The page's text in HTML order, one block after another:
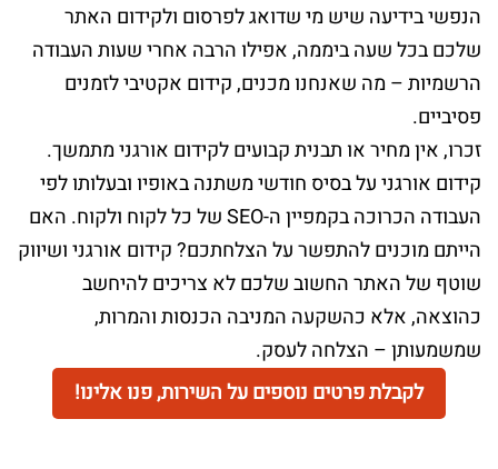
הנפשי בידיעה שיש מי שדואג לפרסום ולקידום האתר
שלכם בכל שעה ביממה, אפילו הרבה אחרי שעות העבודה
הרשמיות – מה שאנחנו מכנים, קידום אקטיבי לזמנים
פסיביים.
זכרו, אין מחיר או תבנית קבועים לקידום אורגני מתמשך.
קידום אורגני על בסיס חודשי משתנה באופיו ובעלותו לפי
העבודה הכרוכה בקמפיין ה-SEO של כל לקוח ולקוח. האם
הייתם מוכנים להתפשר על הצלחתכם? קידום אורגני ושיווק
שוטף של האתר החשוב שלכם לא צריכים להיחשב
כהוצאה, אלא כהשקעה המניבה הכנסות והמרות,
שמשמעותן – הצלחה לעסק.
לקבלת פרטים נוספים על השירות, פנו אלינו!